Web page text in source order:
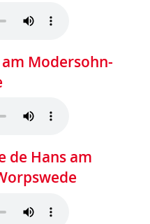
Modersohn-
de Hans am